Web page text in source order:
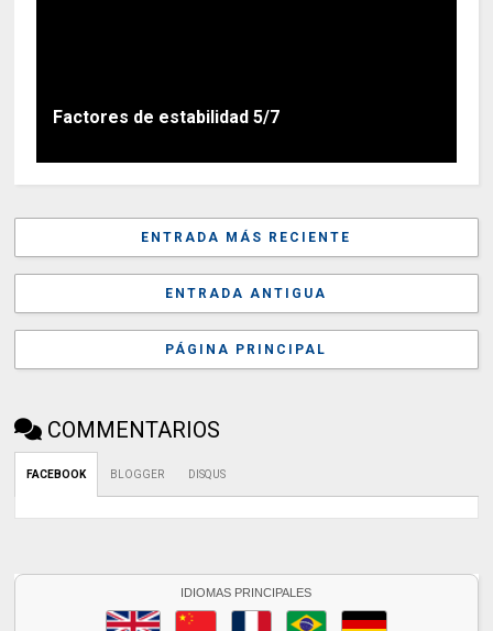
Factores de estabilidad 5/7
ENTRADA MÁS RECIENTE
ENTRADA ANTIGUA
PÁGINA PRINCIPAL
COMMENTARIOS
FACEBOOK BLOGGER DISQUS
IDIOMAS PRINCIPALES